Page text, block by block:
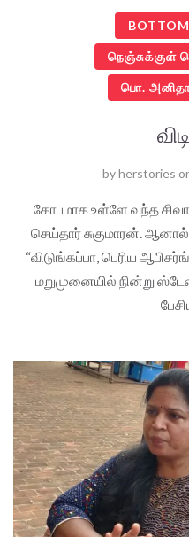
நெஞ்சுக்குள்
பொ.
byherstories
கோபமாக உள்ளே வந்த
செய்தார் சுகுமாரன்.
“விடுங்கப்பா, பெரிய
மறுமுனையில் நின்று